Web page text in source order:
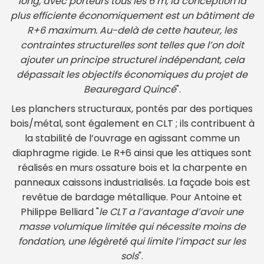
plus efficiente économiquement est un bâtiment de
R+6 maximum. Au-delà de cette hauteur, les
contraintes structurelles sont telles que l’on doit
ajouter un principe structurel indépendant, cela
dépassait les objectifs économiques du projet de
Beauregard Quincé".
Les planchers structuraux, pontés par des portiques
bois/métal, sont également en CLT ; ils contribuent à
la stabilité de l’ouvrage en agissant comme un
diaphragme rigide. Le R+6 ainsi que les attiques sont
réalisés en murs ossature bois et la charpente en
panneaux caissons industrialisés. La façade bois est
revêtue de bardage métallique. Pour Antoine et
Philippe Belliard "le CLT a l’avantage d’avoir une
masse volumique limitée qui nécessite moins de
fondation, une légèreté qui limite l’impact sur les
sols".